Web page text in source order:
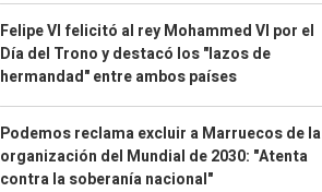
Felipe VI felicitó al rey Mohammed VI por el
Día del Trono y destacó los "lazos de
hermandad" entre ambos países
Podemos reclama excluir a Marruecos de la
organización del Mundial de 2030: "Atenta
contra la soberanía nacional"